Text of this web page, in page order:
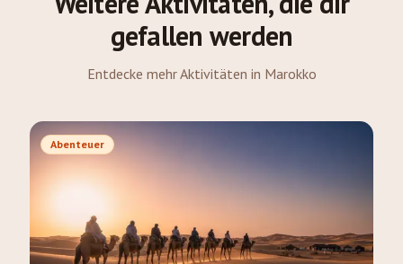
gefallen werden
Entdecke mehr Aktivitäten in Marokko
Abenteuer